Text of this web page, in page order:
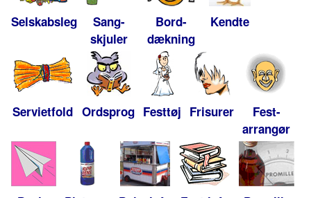
Selskabsleg
Sang-
skjuler
Bord-
dækning
Kendte
Servietfold Ordsprog Festtøj Frisurer
Fest-
arrangør